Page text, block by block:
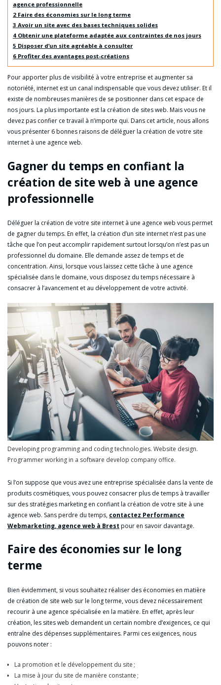
agence professionnelle
2 Faire des économies sur le long terme
3 Avoir un site avec des bases techniques solides
4 Obtenir une plateforme adaptée aux contraintes de nos jours
5 Disposer d’un site agréable à consulter
6 Profiter des avantages post-créations
Pour apporter plus de visibilité à votre entreprise et augmenter sa
notoriété, internet est un canal indispensable que vous devez utiliser. Et il
existe de nombreuses manières de se positionner dans cet espace de
nos jours. La plus importante est la création de sites web. Mais vous ne
devez pas confier ce travail à n’importe qui. Dans cet article, nous allons
vous présenter 6 bonnes raisons de déléguer la création de votre site
internet à une agence web.
Gagner du temps en confiant la
création de site web à une agence
professionnelle
Déléguer la création de votre site internet à une agence web vous permet
de gagner du temps. En effet, la création d’un site internet n’est pas une
tâche que l’on peut accomplir rapidement surtout lorsqu’on n’est pas un
professionnel du domaine. Elle demande assez de temps et de
concentration. Ainsi, lorsque vous laissez cette tâche à une agence
spécialisée dans le domaine, vous disposez du temps nécessaire à
consacrer à l’avancement et au développement de votre activité.
Developing programming and coding technologies. Website design.
Programmer working in a software develop company office.
Si l’on suppose que vous avez une entreprise spécialisée dans la vente de
produits cosmétiques, vous pouvez consacrer plus de temps à travailler
sur des stratégies marketing en confiant la création de votre site à une
agence web. Sans perdre du temps, contactez Performance
Webmarketing, agence web à Brest pour en savoir davantage.
Faire des économies sur le long
terme
Bien évidemment, si vous souhaitez réaliser des économies en matière
de création de site web sur le long terme, vous devez nécessairement
recourir à une agence spécialisée en la matière. En effet, après leur
création, les sites web demandent un certain nombre d’exigences, ce qui
entraîne des dépenses supplémentaires. Parmi ces exigences, nous
pouvons noter :
La promotion et le développement du site ;
La mise à jour du site de manière constante ;